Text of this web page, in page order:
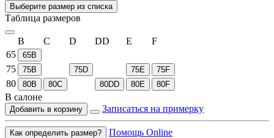
Выберите размер из списка
Таблица размеров
B C D DD E
F
65
65B
75 75B 75D 75E 75F
80 80B 80C 80DD 80E 80F
В салоне
Добавить в корзину Записаться на примерку
Как определить размер?
Помощь Online